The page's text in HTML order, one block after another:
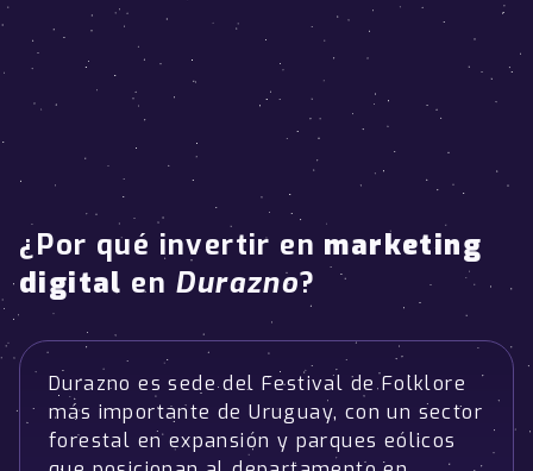
¿Por qué invertir en marketing
digital en Durazno?
Durazno es sede del Festival de Folklore
más importante de Uruguay, con un sector
forestal en expansión y parques eólicos